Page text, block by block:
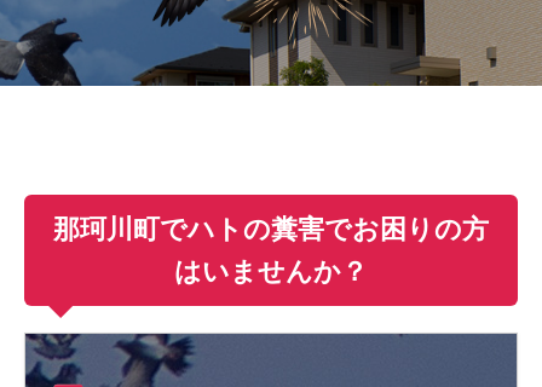
那珂川町でハトの糞害でお困りの方
はいませんか？